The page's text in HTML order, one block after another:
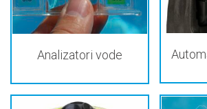
Analizatori vode